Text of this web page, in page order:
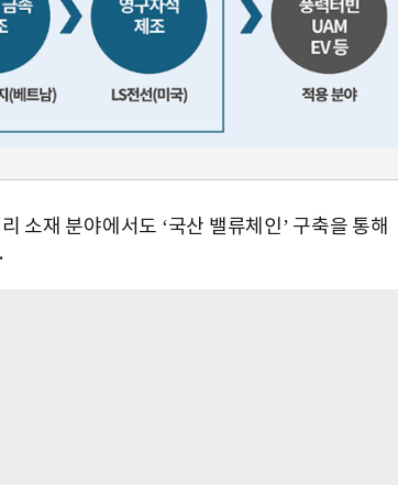
소재 분야에서도 ‘국산 밸류체인’ 구축을 통해